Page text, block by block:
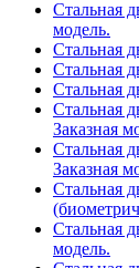
Стальная
модель.
Стальная
Стальная
Стальная
Стальная
Заказная
Стальная
Заказная
Стальная
Стальная
модель.